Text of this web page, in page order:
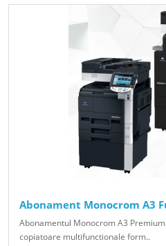
Abonament Monocrom A3
Abonamentul Monocrom A3
copiatoare multifunctionale form..